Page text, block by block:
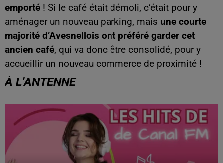
emporté ! Si le café était démoli, c’était pour y
aménager un nouveau parking, mais une courte
majorité d’Avesnellois ont préféré garder cet
ancien café, qui va donc être consolidé, pour y
accueillir un nouveau commerce de proximité !
À L'ANTENNE